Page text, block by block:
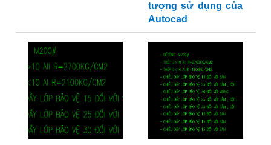
tượng sử dụng của
Autocad